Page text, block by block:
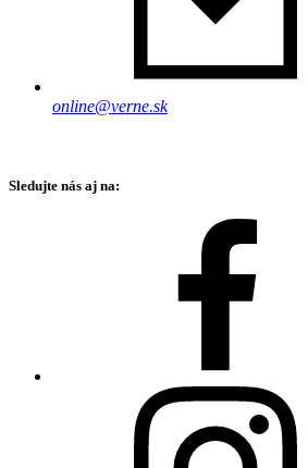
online@verne.sk
Sledujte nás aj na: